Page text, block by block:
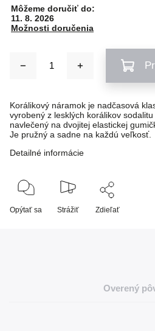
Môžeme doručiť do:
11. 8. 2026
Možnosti doručenia
Korálikový náramok je nadčasová
vyrobený z lesklých korálikov
navlečený na dvojitej elastickej
Je pružný a sadne na každú veľkosť.
Detailné informácie
Opýtať sa Strážiť Zdieľať
Overený